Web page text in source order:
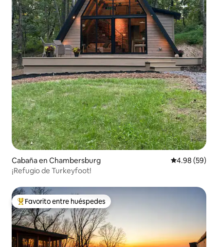
Cabaña en Chambersburg Calificación
4.98 (59)
¡Refugio de Turkeyfoot!
Favorito entre huéspedes preferido
Favorito entre huéspedes